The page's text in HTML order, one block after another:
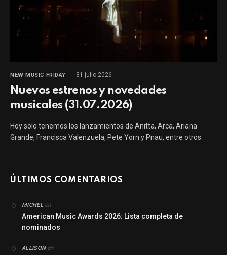
NEW MUSIC FRIDAY 31 julio 2026
Nuevos estrenos y novedades
musicales (31.07.2026)
Hoy solo tenemos los lanzamientos de Anitta, Arca, Ariana
Grande, Francisca Valenzuela, Pete Yorn y Pnau, entre otros.
ÚLTIMOS COMENTARIOS
MICHELen
American Music Awards 2026: Lista completa de
nominados
ALLISONen